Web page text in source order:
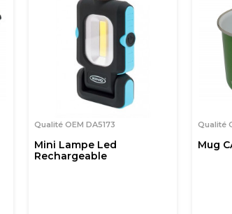
Qualité OEM DA5173
Mini Lampe Led
Rechargeable
Qualité
Mug